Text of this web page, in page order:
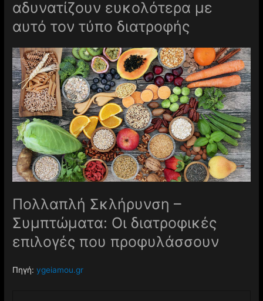
αδυνατίζουν ευκολότερα με
αυτό τον τύπο διατροφής
Πολλαπλή Σκλήρυνση –
Συμπτώματα: Οι διατροφικές
επιλογές που προφυλάσσουν
Πηγή:ygeiamou.gr